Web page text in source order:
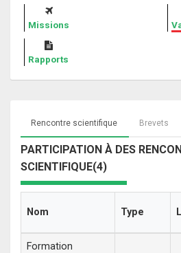
Missions
Rapports
Rencontre scientifique Brevets
PARTICIPATION À DES
SCIENTIFIQUE(4)
Nom Type
Formation